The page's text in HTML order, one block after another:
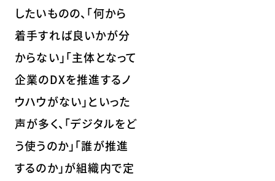
したいものの、「何から
着手すれば良いかが分
からない」「主体となって
企業のDXを推進するノ
ウハウがない」といった
声が多く、「デジタルをど
う使うのか」「誰が推進
するのか」が組織内で定